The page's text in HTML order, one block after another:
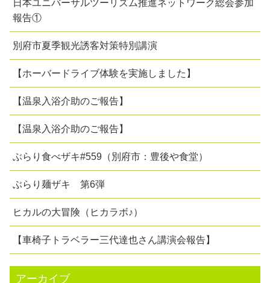
日本ユニバーサルツーリズム推進ネットワーク総会参加
報告①
別府市夏季観光誘客対策特別講演
【ホーバードライブ体験を実施しました】
【温泉入浴介助のご報告】
【温泉入浴介助のご報告】
ぶらり食べザキ#559（別府市：豊後や食堂）
ぶらり麺ザキ 第6弾
ヒカルの大冒険（ヒカラボ♪）
【車椅子トラベラー三代達也さん講演会報告】
アーカイブ